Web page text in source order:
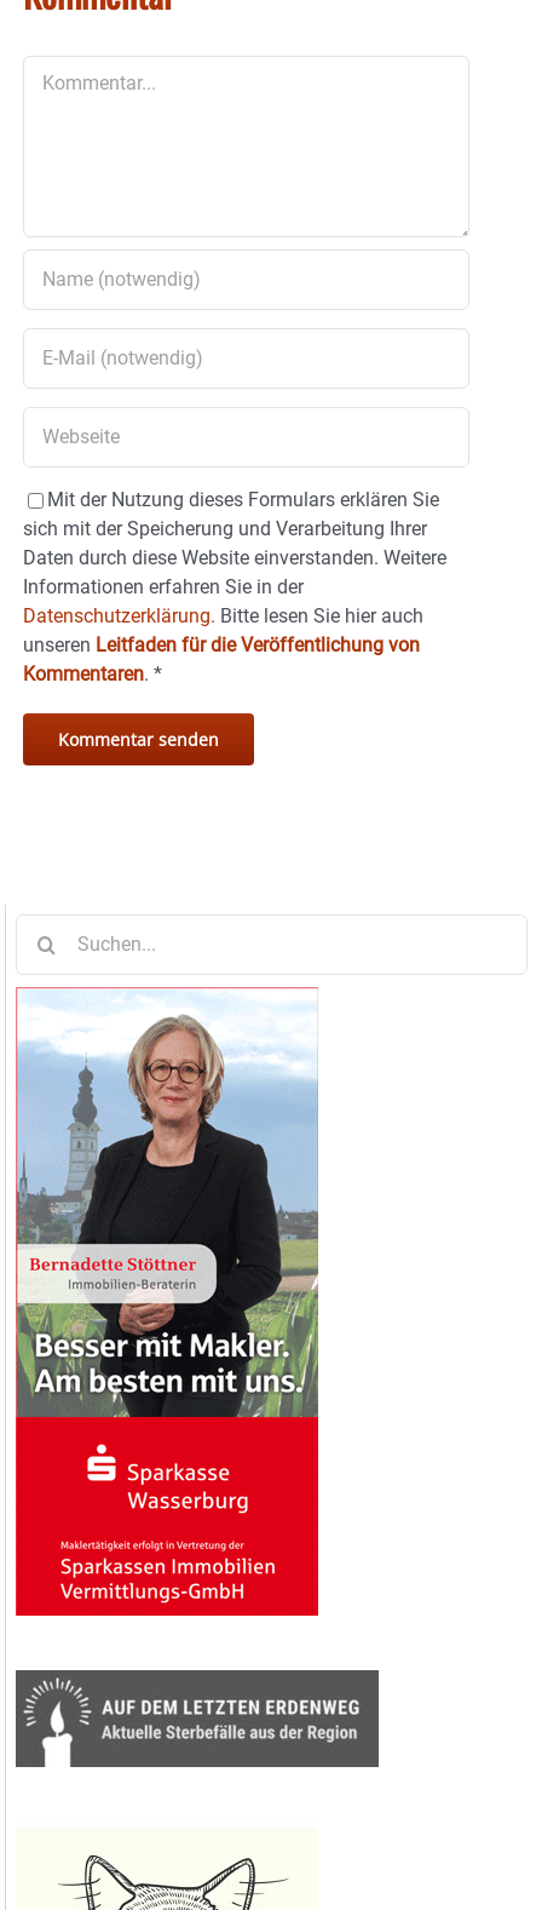
Mit der Nutzung dieses Formulars erklären Sie
sich mit der Speicherung und Verarbeitung Ihrer
Daten durch diese Website einverstanden. Weitere
Informationen erfahren Sie in der
Datenschutzerklärung. Bitte lesen Sie hier auch
unseren Leitfaden für die Veröffentlichung von
Kommentaren. *
nach: